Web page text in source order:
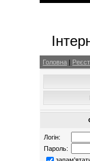
Головна |
Логін:
Пароль: